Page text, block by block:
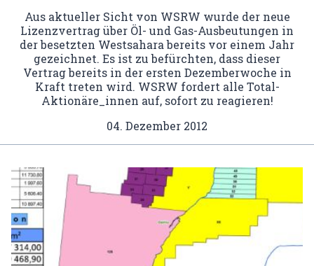
Aus aktueller Sicht von WSRW wurde der neue
Lizenzvertrag über Öl- und Gas-Ausbeutungen in
der besetzten Westsahara bereits vor einem Jahr
gezeichnet. Es ist zu befürchten, dass dieser
Vertrag bereits in der ersten Dezemberwoche in
Kraft treten wird. WSRW fordert alle Total-
Aktionäre_innen auf, sofort zu reagieren!
04. Dezember 2012